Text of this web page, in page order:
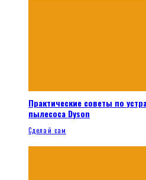
Практические советы по
пылесоса Dyson
Сделай сам